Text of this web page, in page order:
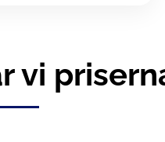
vi